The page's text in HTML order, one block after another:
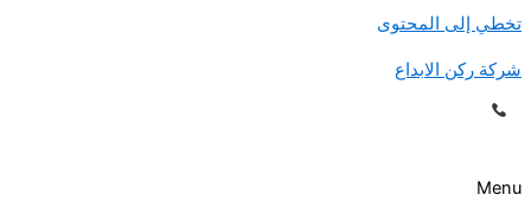
تخطي إلى المحتوى
شركة ركن الابداع
Menu